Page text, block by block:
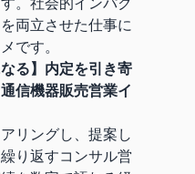
両立させた仕事に
です。
る】内定を引き寄
信機器販売営業イ
リングし、提案し
り返すコンサル営